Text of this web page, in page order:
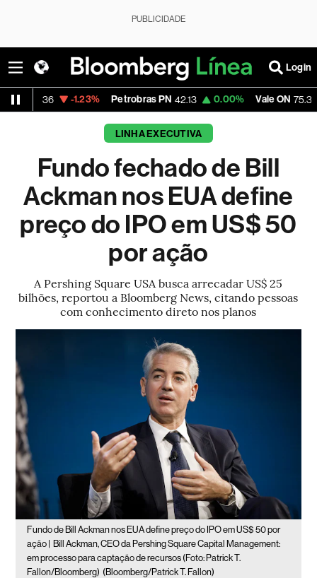
PUBLICIDADE
Login
-1.23% Petrobras PN 42.13 0.00% Vale ON 75.39 0.00%
LINHA EXECUTIVA
Fundo fechado de Bill
Ackman nos EUA define
preço do IPO em US$ 50
por ação
A Pershing Square USA busca arrecadar US$ 25
bilhões, reportou a Bloomberg News, citando pessoas
com conhecimento direto nos planos
Fundo de Bill Ackman nos EUA define preço do IPO em US$ 50 por
ação |
Bill Ackman, CEO da Pershing Square Capital Management:
em processo para captação de recursos (Foto: Patrick T.
Fallon/Bloomberg) (Bloomberg/Patrick T. Fallon)